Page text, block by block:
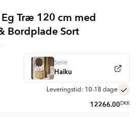
Træ 120 cm med
Bordplade Sort
Serie
Haiku
Leveringstid: 10-18 dage
12266.00DKK